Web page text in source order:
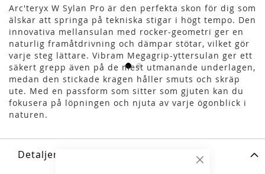
Arc'teryx W Sylan Pro är den perfekta skon för dig som
älskar att springa på tekniska stigar i högt tempo. Den
innovativa mellansulan med rocker-geometri ger en
naturlig framåtdrivning och dämpar stötar, vilket gör
varje steg lättare. Vibram Megagrip-yttersulan ger ett
säkert grepp även på de mest utmanande underlagen,
medan den stickade kragen håller smuts och skräp
ute. Med en passform som sitter som gjuten kan du
fokusera på löpningen och njuta av varje ögonblick i
naturen.
Detaljer